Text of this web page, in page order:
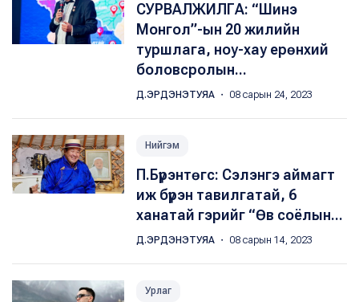
СУРВАЛЖИЛГА: “Шинэ
Монгол”-ын 20 жилийн
туршлага, ноу-хау ерөнхий
боловсролын...
Д.ЭРДЭНЭТУЯА ・ 08 сарын 24, 2023
Нийгэм
П.Бүрэнтөгс: Сэлэнгэ аймагт
иж бүрэн тавилгатай, 6
ханатай гэрийг “Өв соёлын...
Д.ЭРДЭНЭТУЯА ・ 08 сарын 14, 2023
Урлаг